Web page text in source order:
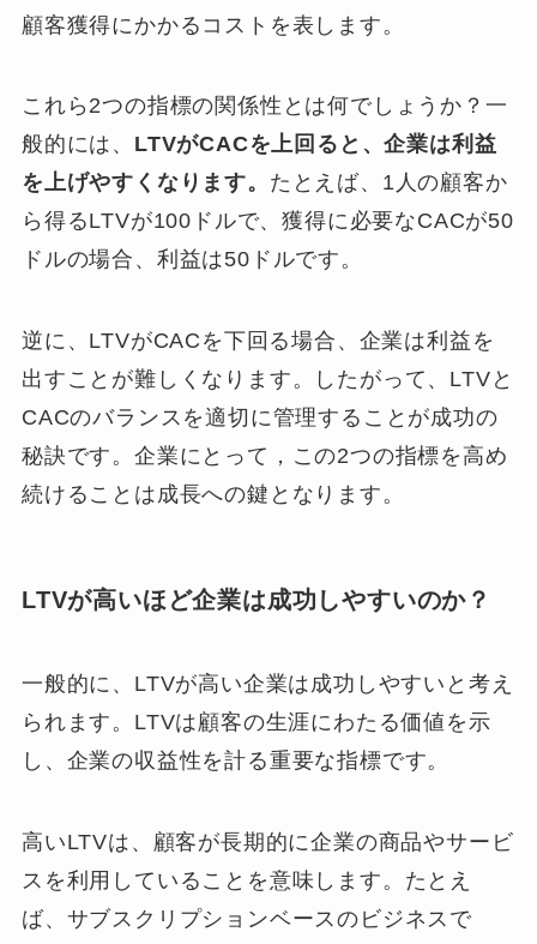
顧客獲得にかかるコストを表します。
これら2つの指標の関係性とは何でしょうか？一
般的には、 LTVがCACを上回ると、企業は利益
を上げやすくなります。 たとえば、1人の顧客か
ら得るLTVが100ドルで、獲得に必要なCACが50
ドルの場合、利益は50ドルです。
逆に、LTVがCACを下回る場合、企業は利益を
出すことが難しくなります。したがって、LTVと
CACのバランスを適切に管理することが成功の
秘訣です。企業にとって，この2つの指標を高め
続けることは成長への鍵となります。
LTVが高いほど企業は成功しやすいのか？
一般的に、LTVが高い企業は成功しやすいと考え
られます。LTVは顧客の生涯にわたる価値を示
し、企業の収益性を計る重要な指標です。
高いLTVは、顧客が長期的に企業の商品やサービ
スを利用していることを意味します。たとえ
ば、サブスクリプションベースのビジネスで